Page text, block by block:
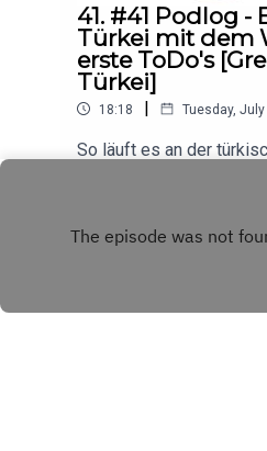
41. #41 Podlog -
Türkei mit dem
erste ToDo's
Türkei]
18:18 | Tuesday,
So läuft es an der
https://amzn.to/
Serie: